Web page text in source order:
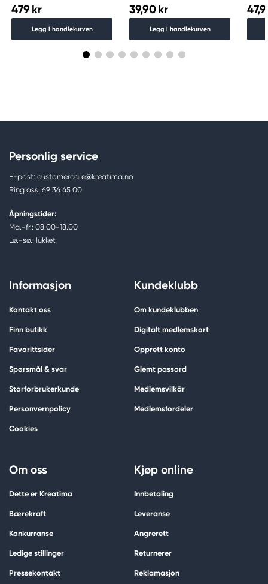
479 kr
Legg i handlekurven
39,90 kr
Legg i handlekurven
Personlig service
E-post: customercare@kreatima.no
Ring oss: 69 36 45 00
Åpningstider:
Ma.-fr.: 08.00-18.00
Lø.-sø.: lukket
Informasjon
Kontakt oss
Finn butikk
Favorittsider
Spørsmål & svar
Storforbrukerkunde
Personvernpolicy
Cookies
Kundeklubb
Om kundeklubben
Digitalt medlemskort
Opprett konto
Glemt passord
Medlemsvilkår
Medlemsfordeler
Om oss
Dette er Kreatima
Bærekraft
Konkurranse
Ledige stillinger
Pressekontakt
Kjøp online
Innbetaling
Leveranse
Angrerett
Returnerer
Reklamasjon